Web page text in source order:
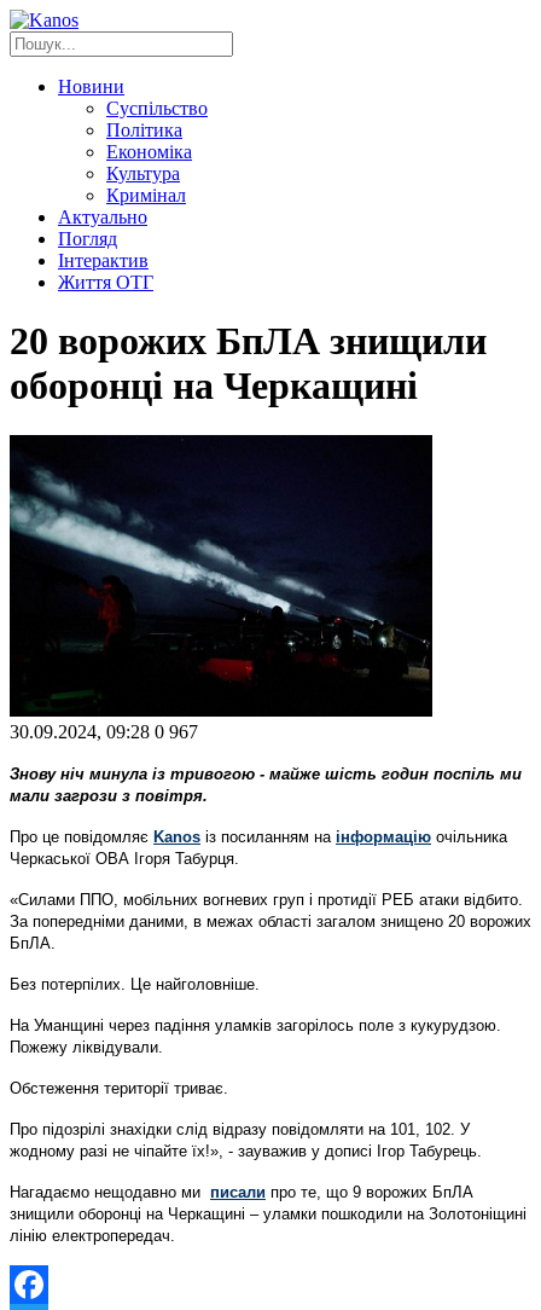
Новини
Суспільство
Політика
Економіка
Культура
Кримінал
Актуально
Погляд
Інтерактив
Життя ОТГ
20 ворожих БпЛА знищили
оборонці на Черкащині
30.09.2024, 09:28 0 967
Знову ніч минула із тривогою - майже шість годин поспіль ми
мали загрози з повітря.
Про це повідомляє Kanos із посиланням на інформацію очільника
Черкаської ОВА Ігоря Табурця.
«Силами ППО, мобільних вогневих груп і протидії РЕБ атаки відбито.
За попередніми даними, в межах області загалом знищено 20 ворожих
БпЛА.
Без потерпілих. Це найголовніше.
На Уманщині через падіння уламків загорілось поле з кукурудзою.
Пожежу ліквідували.
Обстеження території триває.
Про підозрілі знахідки слід відразу повідомляти на 101, 102. У
жодному разі не чіпайте їх!», - зауважив у дописі Ігор Табурець.
Нагадаємо нещодавно ми писали про те, що 9 ворожих БпЛА
знищили оборонці на Черкащині – уламки пошкодили на Золотоніщині
лінію електропередач.